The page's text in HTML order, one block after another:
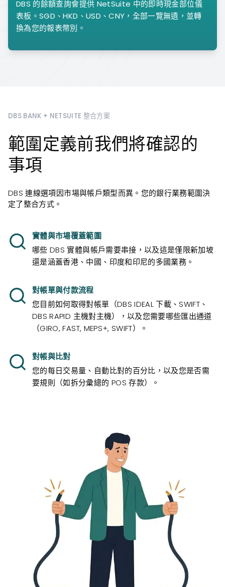
DBS 的餘額查詢會提供 NetSuite 中的即時現金部位儀
表板。SGD、HKD、USD、CNY，全部一覽無遺，並轉
換為您的報表幣別。
DBS BANK + NETSUITE 整合方案
範圍定義前我們將確認的
事項
DBS 連線選項因市場與帳戶類型而異。您的銀行業務範圍決
定了整合方式。
實體與市場覆蓋範圍
哪些 DBS 實體與帳戶需要串接，以及這是僅限新加坡
還是涵蓋香港、中國、印度和印尼的多國業務。
對帳單與付款流程
您目前如何取得對帳單（DBS IDEAL 下載、SWIFT、
DBS RAPID 主機對主機），以及您需要哪些匯出通道
（GIRO, FAST, MEPS+, SWIFT）。
對帳與比對
您的每日交易量、自動比對的百分比，以及您是否需
要規則（如拆分彙總的 POS 存款）。